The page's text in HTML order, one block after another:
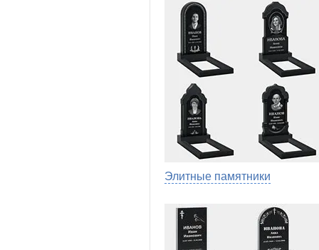
Элитные памятники